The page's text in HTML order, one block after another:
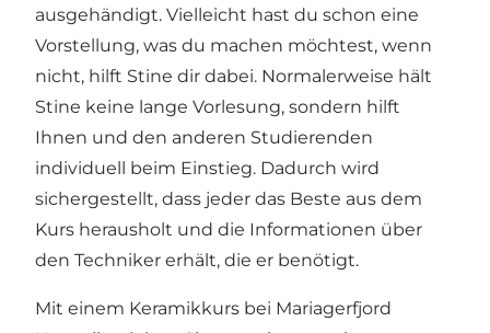
ausgehändigt. Vielleicht hast du schon eine
Vorstellung, was du machen möchtest, wenn
nicht, hilft Stine dir dabei. Normalerweise hält
Stine keine lange Vorlesung, sondern hilft
Ihnen und den anderen Studierenden
individuell beim Einstieg. Dadurch wird
sichergestellt, dass jeder das Beste aus dem
Kurs herausholt und die Informationen über
den Techniker erhält, die er benötigt.
Mit einem Keramikkurs bei Mariagerfjord